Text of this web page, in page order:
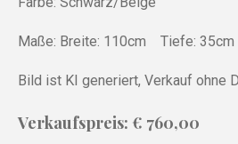
Maße: Breite: 110cm Tiefe:
Bild ist KI generiert, Verkauf ohne
Verkaufspreis: € 760,00